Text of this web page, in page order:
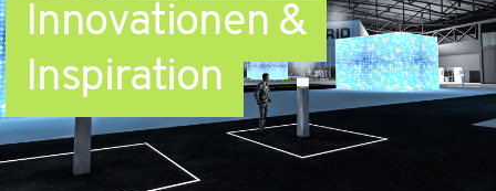
Innovationen &
Inspiration